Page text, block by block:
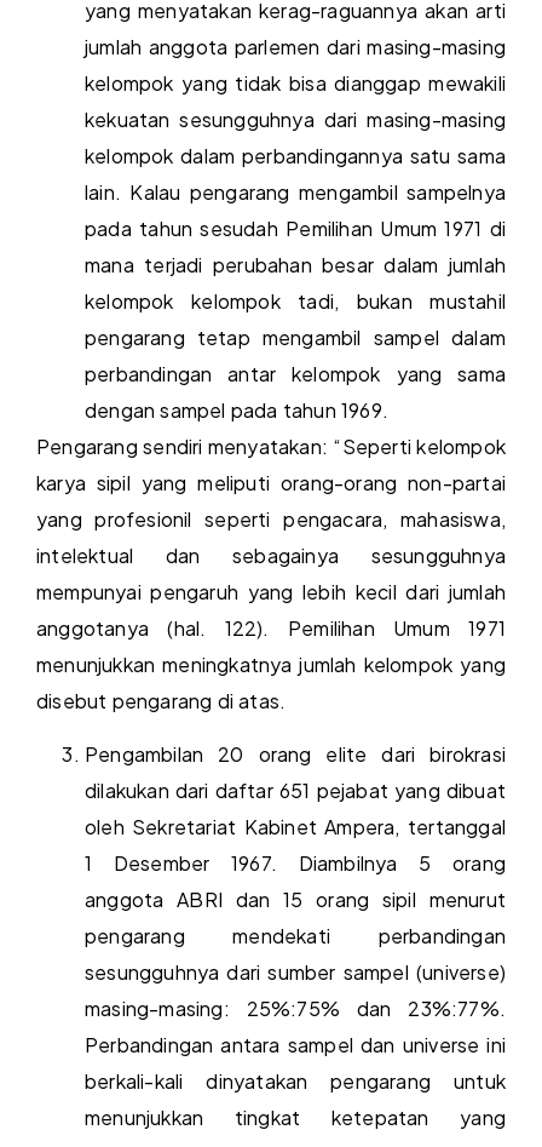
yang menyatakan kerag-raguannya akan arti
jumlah anggota parlemen dari masing-masing
kelompok yang tidak bisa dianggap mewakili
kekuatan sesungguhnya dari masing-masing
kelompok dalam perbandingannya satu sama
lain. Kalau pengarang mengambil sampelnya
pada tahun sesudah Pemilihan Umum 1971 di
mana terjadi perubahan besar dalam jumlah
kelompok kelompok tadi, bukan mustahil
pengarang tetap mengambil sampel dalam
perbandingan antar kelompok yang sama
dengan sampel pada tahun 1969.
Pengarang sendiri menyatakan: “Seperti kelompok
karya sipil yang meliputi orang-orang non-partai
yang profesionil seperti pengacara, mahasiswa,
intelektual dan sebagainya sesungguhnya
mempunyai pengaruh yang lebih kecil dari jumlah
anggotanya (hal. 122). Pemilihan Umum 1971
menunjukkan meningkatnya jumlah kelompok yang
disebut pengarang di atas.
Pengambilan 20 orang elite dari birokrasi
dilakukan dari daftar 651 pejabat yang dibuat
oleh Sekretariat Kabinet Ampera, tertanggal
1 Desember 1967. Diambilnya 5 orang
anggota ABRI dan 15 orang sipil menurut
pengarang mendekati perbandingan
sesungguhnya dari sumber sampel (universe)
masing-masing: 25%:75% dan 23%:77%.
Perbandingan antara sampel dan universe ini
berkali-kali dinyatakan pengarang untuk
menunjukkan tingkat ketepatan yang